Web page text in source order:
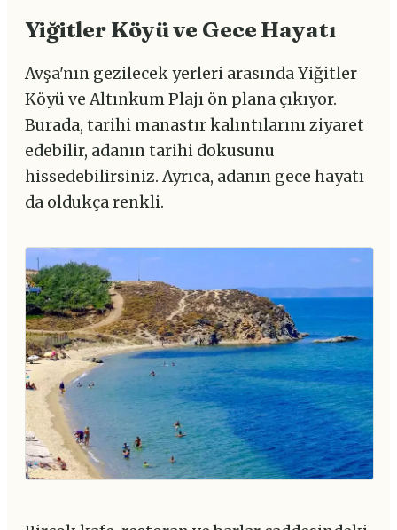
Yiğitler Köyü ve Gece Hayatı
Avşa'nın gezilecek yerleri arasında Yiğitler
Köyü ve Altınkum Plajı ön plana çıkıyor.
Burada, tarihi manastır kalıntılarını ziyaret
edebilir, adanın tarihi dokusunu
hissedebilirsiniz. Ayrıca, adanın gece hayatı
da oldukça renkli.